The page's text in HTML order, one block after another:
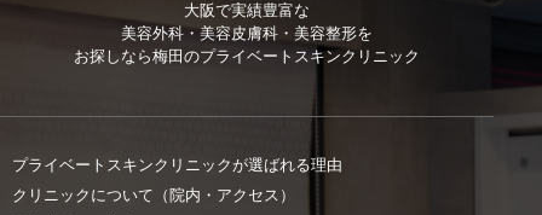
大阪で実績豊富な
美容外科・美容皮膚科・美容整形を
お探しなら梅田のプライベートスキンクリニック
プライベートスキンクリニックが選ばれる理由
クリニックについて（院内・アクセス）